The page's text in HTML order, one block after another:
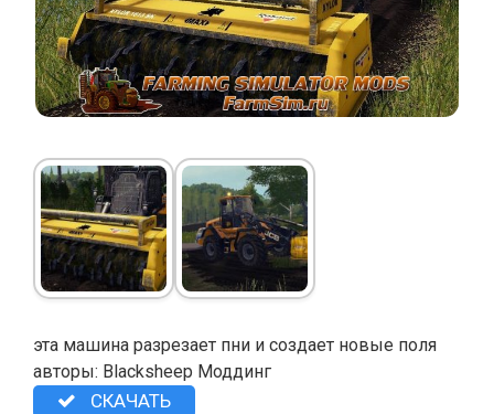
эта машина разрезает пни и создает новые поля
авторы: Blacksheep Моддинг
СКАЧАТЬ